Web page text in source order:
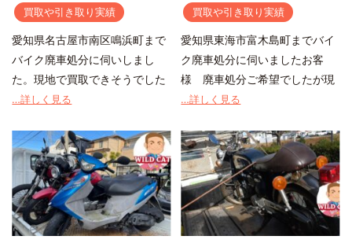
買取や引き取り実績
愛知県名古屋市南区鳴浜町まで
バイク廃車処分に伺いしまし
た。現地で買取できそうでした
…詳しく見る
買取や引き取り実績
愛知県東海市富木島町までバイ
ク廃車処分に伺いましたお客
様 廃車処分ご希望でしたが現
…詳しく見る